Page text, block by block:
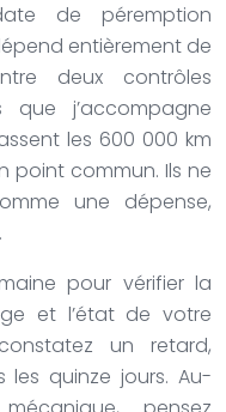
de péremption
entièrement de
deux contrôles
que j’accompagne
les 600 000 km
point commun. Ils ne
une dépense,
pour vérifier la
et l’état de votre
un retard,
les quinze jours. Au-